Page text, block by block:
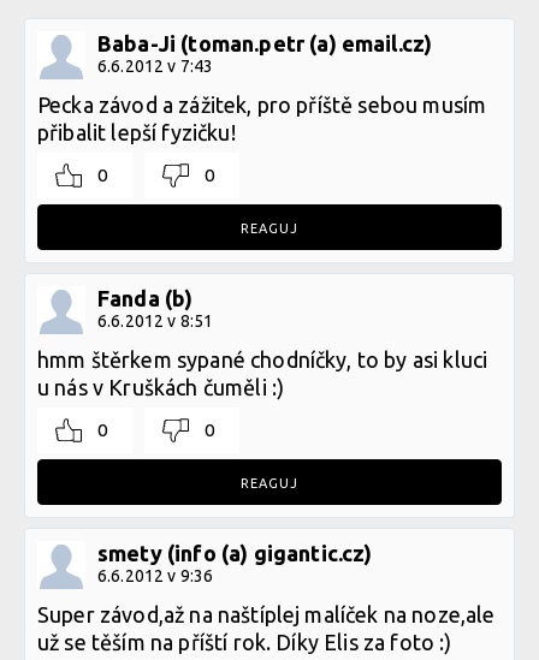
Baba-Ji (toman.petr (a) email.cz)
6.6.2012 v 7:43
Pecka závod a zážitek, pro příště sebou musím
přibalit lepší fyzičku!
0 0
REAGUJ
Fanda (b)
6.6.2012 v 8:51
hmm štěrkem sypané chodníčky, to by asi kluci
u nás v Kruškách čuměli :)
0 0
REAGUJ
smety (info (a) gigantic.cz)
6.6.2012 v 9:36
Super závod,až na naštíplej malíček na noze,ale
už se těším na příští rok. Díky Elis za foto :)